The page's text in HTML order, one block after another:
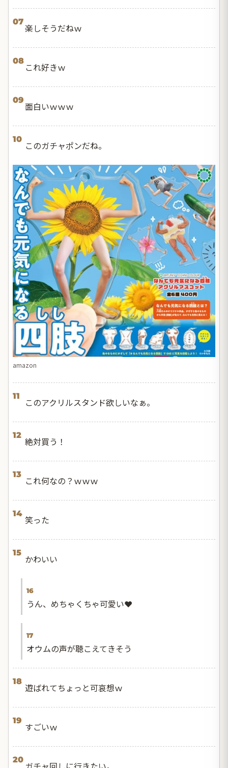
07
楽しそうだねｗ
08
これ好きｗ
09
面白いｗｗｗ
10
このガチャポンだね。
amazon
11
このアクリルスタンド欲しいなぁ。
12
絶対買う！
13
これ何なの？ｗｗｗ
14
笑った
15
かわいい
16
うん、めちゃくちゃ可愛い❤️
17
オウムの声が聴こえてきそう
18
遊ばれてちょっと可哀想ｗ
19
すごいｗ
20